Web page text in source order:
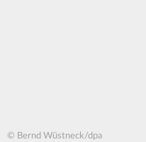
© Bernd Wüstneck/dpa